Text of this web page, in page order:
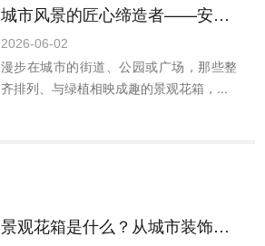
城市风景的匠心缔造者——安徽朗汀景观花箱厂家侧记
2026-06-02
漫步在城市的街道、公园或广场，那些整
齐排列、与绿植相映成趣的景观花箱，...
景观花箱是什么？从城市装饰到文化IP的升级之路